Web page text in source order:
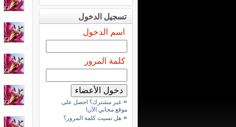
تسجيل الدخول
اسم الدخول
كلمة المرور
» غير مشترك؟ احصل على
موقع مجاني الآن!
» هل نسيت كلمة المرور؟